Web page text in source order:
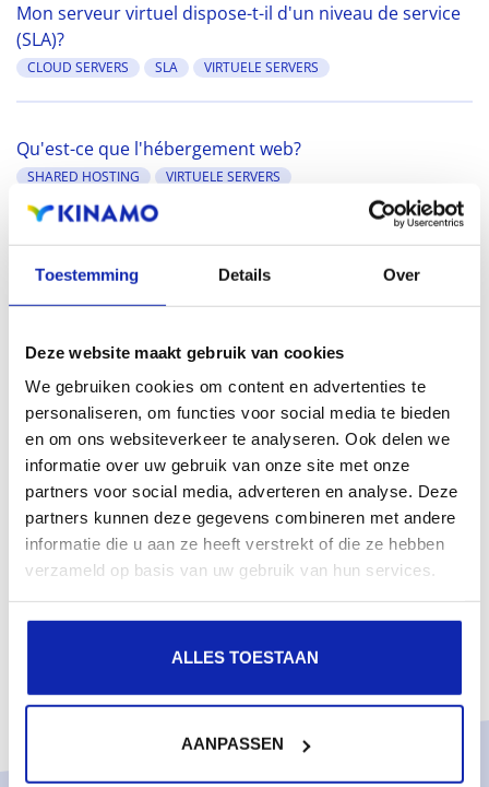
Toestemming Details Over
Deze website maakt gebruik van cookies
We gebruiken cookies om content en advertenties te
personaliseren, om functies voor social media te bieden
en om ons websiteverkeer te analyseren. Ook delen we
informatie over uw gebruik van onze site met onze
partners voor social media, adverteren en analyse. Deze
partners kunnen deze gegevens combineren met andere
informatie die u aan ze heeft verstrekt of die ze hebben
verzameld op basis van uw gebruik van hun services.
ALLES TOESTAAN
AANPASSEN
Mon serveur virtuel dispose-t-il d'un niveau de service
(SLA)?
CLOUD SERVERS SLA VIRTUELE SERVERS
Qu'est-ce que l'hébergement web?
SHARED HOSTING VIRTUELE SERVERS
serveur?
CLOUD SERVERS DEDICATED SERVERS
MANAGED HOSTING
Puis-je gérer mon serveur virtuel moi-même via SSH ou
via Remote Desktop?
VIRTUELE SERVERS